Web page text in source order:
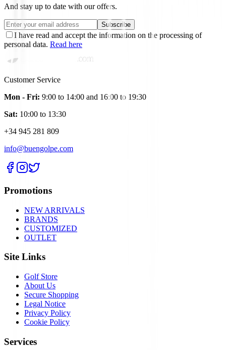
And stay up to date with our offers.
Subscribe
I have read and accept the information on the processing of
personal data. Read here
Customer Service
Mon - Fri: 9:00 to 14:00 and 16:00 to 19:30
Sat: 10:00 to 13:30
+34 945 281 809
info@buengolpe.com
Promotions
NEW ARRIVALS
BRANDS
CUSTOMIZED
OUTLET
Site Links
Golf Store
About Us
Secure Shopping
Legal Notice
Privacy Policy
Cookie Policy
Services